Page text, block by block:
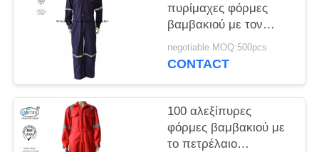
πυρίμαχες φόρμες
βαμβακιού με τον
αντανακλαστικό
ιματισμό ασφάλειας
negotiable MOQ:500pcs
CONTACT
100 αλεξίπυρες
φόρμες βαμβακιού με
το πετρέλαιο